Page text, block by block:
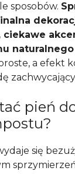
sposobów.
ciekawe
a efekt
pień
się